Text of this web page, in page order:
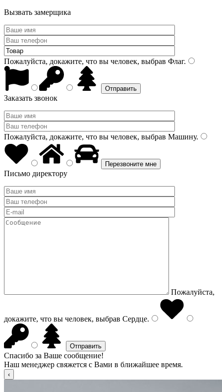
Вызвать замерщика
Пожалуйста, докажите, что вы человек, выбрав Флаг.
Заказать звонок
Пожалуйста, докажите, что вы человек, выбрав Машину.
Письмо директору
Пожалуйста,
докажите, что вы человек, выбрав Сердце.
Спасибо за Ваше сообщение!
Наш менеджер свяжется с Вами в ближайшее время.